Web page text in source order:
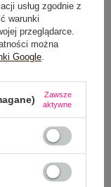
Zobacz wszystko
usług zgodnie z
warunki
przeglądarce.
można
Google.
Zawsze
aktywne